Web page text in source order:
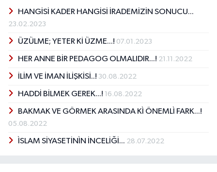
HANGİSİ KADER HANGİSİ İRADEMİZİN SONUCU...
23.02.2023
ÜZÜLME; YETER Kİ ÜZME...! 07.01.2023
HER ANNE BİR PEDAGOG OLMALIDIR...! 21.11.2022
İLİM VE İMAN İLİŞKİSİ..! 30.08.2022
HADDİ BİLMEK GEREK...! 16.08.2022
BAKMAK VE GÖRMEK ARASINDA KÌ ÖNEMLÌ FARK...!
05.08.2022
ÌSLAM SİYASETİNÌN İNCELİĞİ... 28.07.2022